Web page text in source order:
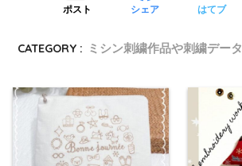
ポスト シェア はてブ
CATEGORY : ミシン刺繍作品や刺繍データ